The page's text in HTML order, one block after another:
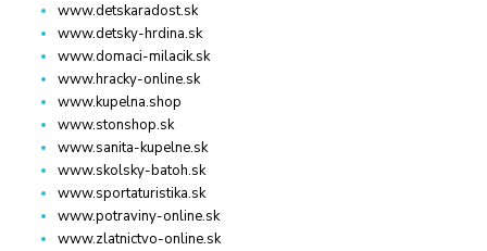
www.detskaradost.sk
www.detsky-hrdina.sk
www.domaci-milacik.sk
www.hracky-online.sk
www.kupelna.shop
www.stonshop.sk
www.sanita-kupelne.sk
www.skolsky-batoh.sk
www.sportaturistika.sk
www.potraviny-online.sk
www.zlatnictvo-online.sk